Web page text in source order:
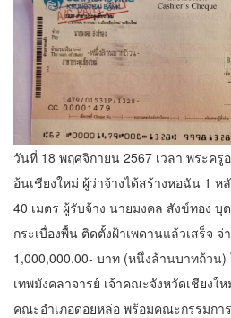
วันที่ 18 พฤศจิกายน 2567 เวลา พระค
อ้นเชียงใหม่ ผู้ว่าจ้างได้สร้างหอฉัน 1 ห
40 เมตร ผู้รับจ้าง นายมงคล สังข์ทอง บุ
กระเบื่องพื้น ติดตั้งฝ้าเพดานแล้วเสร็จ จ่
1,000,000.00- บาท (หนึ่งล้านบาทถ้วน
เทพมังคลาจารย์ เจ้าคณะจังหวัดเชียงใ
คณะอำเภอดอยหล่อ พร้อมคณะกรรมกา